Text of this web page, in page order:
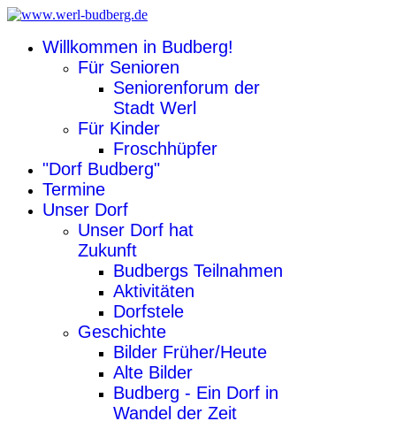
Willkommen in Budberg!
Für Senioren
Seniorenforum der
Stadt Werl
Für Kinder
Froschhüpfer
"Dorf Budberg"
Termine
Unser Dorf
Unser Dorf hat
Zukunft
Budbergs Teilnahmen
Aktivitäten
Dorfstele
Geschichte
Bilder Früher/Heute
Alte Bilder
Budberg - Ein Dorf in
Wandel der Zeit